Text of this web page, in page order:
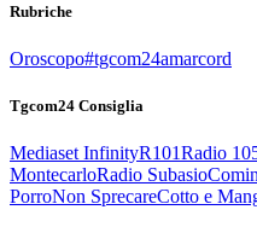
Rubriche
Oroscopo#tgcom24amarcord
Tgcom24 Consiglia
Mediaset InfinityR101Radio
MontecarloRadio Subasio
PorroNon SprecareCotto e